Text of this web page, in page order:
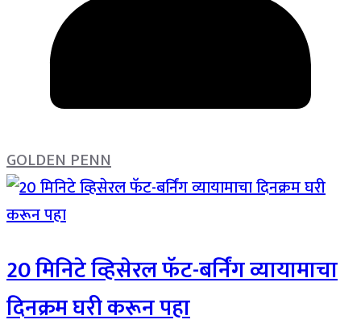
GOLDEN PENN
20 मिनिटे व्हिसेरल फॅट-बर्निंग व्यायामाचा
दिनक्रम घरी करून पहा